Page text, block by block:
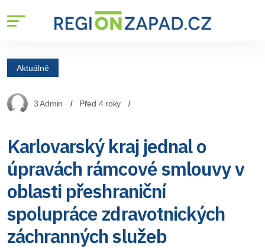
Aktuálně
3 Admin Před 4 roky
Karlovarský kraj jednal o
úpravách rámcové smlouvy v
oblasti přeshraniční
spolupráce zdravotnických
záchranných služeb